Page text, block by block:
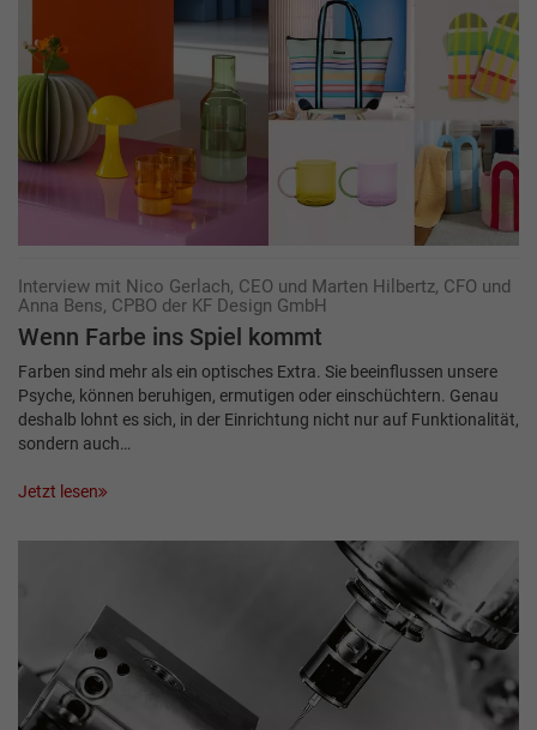
Interview mit Nico Gerlach, CEO und Marten Hilbertz, CFO und
Anna Bens, CPBO der KF Design GmbH
Wenn Farbe ins Spiel kommt
Farben sind mehr als ein optisches Extra. Sie beeinflussen unsere
Psyche, können beruhigen, ermutigen oder einschüchtern. Genau
deshalb lohnt es sich, in der Einrichtung nicht nur auf Funktionalität,
sondern auch…
Jetzt lesen